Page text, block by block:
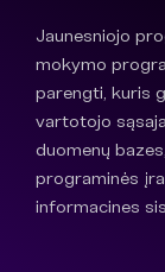
Jaunesniojo
mokymo
parengti, kuris
vartotojo
duomenų
programinės
informacines